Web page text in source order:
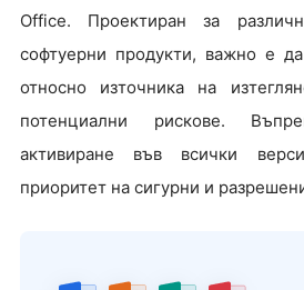
Office. Проектиран за
софтуерни продукти, важно е
относно източника на
потенциални рискове.
активиране във всички
приоритет на сигурни и